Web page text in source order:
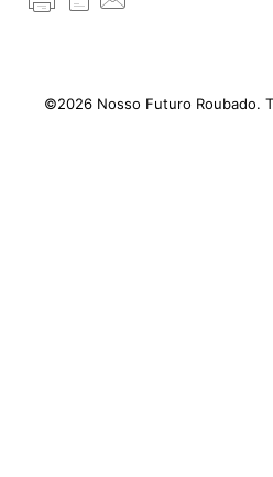
©2026 Nosso Futuro Roubado.